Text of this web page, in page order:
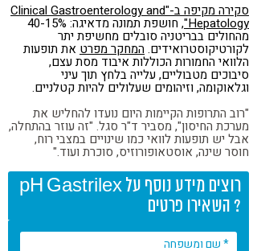
סקירה מקיפה ב-"Clinical Gastroenterology and
Hepatology" , חושפת תמונה מדאיגה: 40-15%
מהחולים בבריטניה סובלים מחשיפת יתר
לקורטיקוסטרואידים. המחקר מפרט את תופעות
הלוואי החמורות הכוללות איבוד מסת עצם,
סיבוכים מטבוליים, עלייה בלחץ תוך עיני
וגלאוקומה, וזיהומים שעלולים להיות קטלניים.
"רוב התרופות הקיימות היום נועדו להחליש את
מערכת החיסון", מסביר ד"ר סגל. "זה עוזר בהתחלה,
אבל יש תופעות לוואי כמו שינויים במצבי רוח,
חוסר שינה, אוסטאופורוזיס, סוכרת ועוד."
רוצים מידע נוסף על pH Gastrilex
? השאירו פרטים